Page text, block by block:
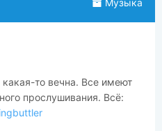
Музыка
то вечна. Все имеют
прослушивания. Всё: